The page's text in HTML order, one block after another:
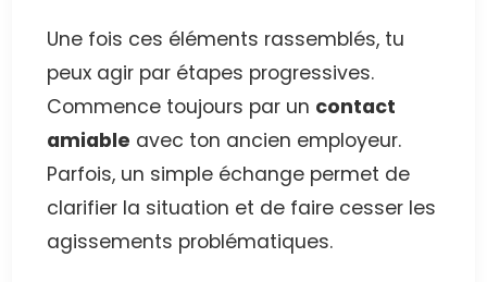
Une fois ces éléments rassemblés, tu
peux agir par étapes progressives.
Commence toujours par un contact
amiable avec ton ancien employeur.
Parfois, un simple échange permet de
clarifier la situation et de faire cesser les
agissements problématiques.